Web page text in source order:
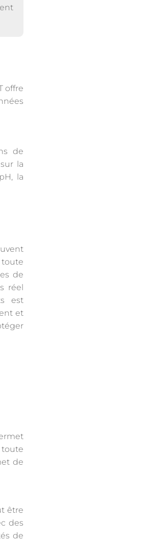
offre
de
la
la
de
réel
est
et
de
être
des
de